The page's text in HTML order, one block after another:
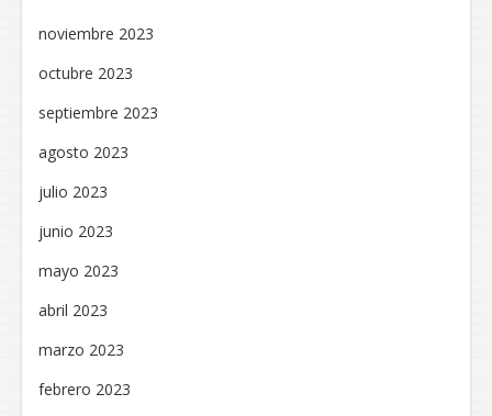
noviembre 2023
octubre 2023
septiembre 2023
agosto 2023
julio 2023
junio 2023
mayo 2023
abril 2023
marzo 2023
febrero 2023